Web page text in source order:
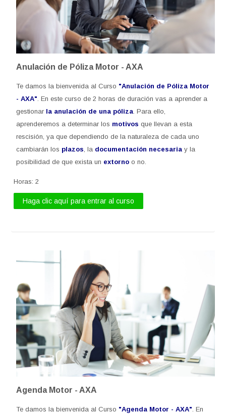
Anulación de Póliza Motor - AXA
Te damos la bienvenida al Curso "Anulación de Póliza Motor
- AXA" . En este curso de 2 horas de duración vas a aprender a
gestionar la anulación de una póliza . Para ello,
aprenderemos a determinar los motivos que llevan a esta
rescisión, ya que dependiendo de la naturaleza de cada uno
cambiarán los plazos , la documentación necesaria y la
posibilidad de que exista un extorno o no.
Horas:2
Haga clic aquí para entrar al curso
Agenda Motor - AXA
Te damos la bienvenida al Curso "Agenda Motor - AXA". En